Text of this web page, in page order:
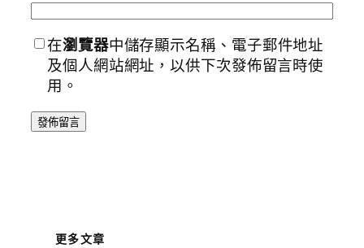
在瀏覽器中儲存顯示名稱、電子郵件地址
及個人網站網址，以供下次發佈留言時使
用。
更多文章